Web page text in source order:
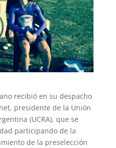
recibió en su despacho
presidente de la Unión
(UCRA), que se
participando de la
de la preselección